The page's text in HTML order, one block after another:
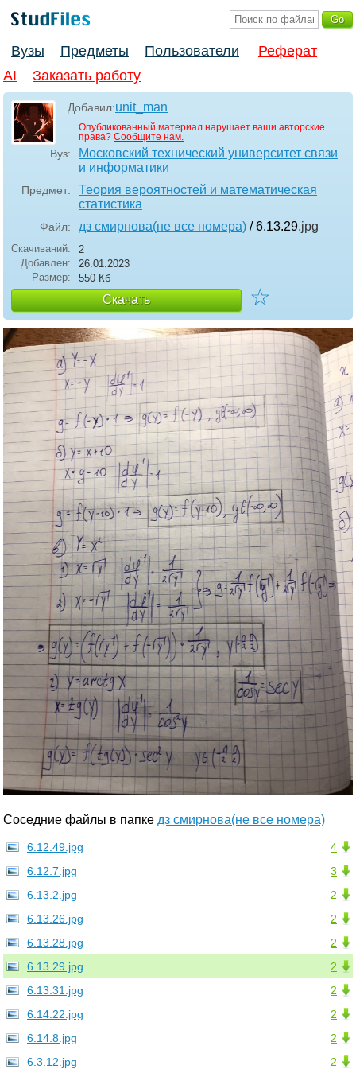
Вузы Предметы Пользователи
Реферат
AI
Заказать работу
Добавил:unit_man
Опубликованный материал нарушает ваши авторские
права? Сообщите нам.
Вуз:
Московский технический университет связи
и информатики
Предмет:
Теория вероятностей и математическая
статистика
Файл: дз смирнова(не все номера) / 6.13.29.jpg
Скачиваний:
2
Добавлен:
26.01.2023
Размер:
550 Кб
Скачать ☆
Соседние файлы в папке дз смирнова(не все номера)
4
6.12.49.jpg
3
6.12.7.jpg
2
6.13.2.jpg
2
6.13.26.jpg
2
6.13.28.jpg
2
6.13.29.jpg
2
6.13.31.jpg
2
6.14.22.jpg
2
6.14.8.jpg
2
6.3.12.jpg